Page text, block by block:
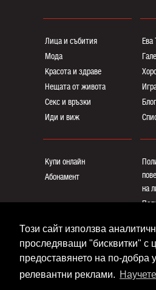
Този сайт използва
проследяващи "бисквитки" с
предоставянето на по-добра
релевантни реклами.
Лица и събития
Мода
Красота и здраве
Нещата от живота
Секс и връзки
Иди и виж
Ева
Купи онлайн
Абонамент
на